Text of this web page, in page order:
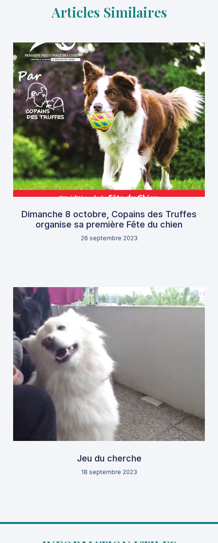
Articles Similaires
Dimanche 8 octobre, Copains des Truffes
organise sa première Fête du chien
26 septembre 2023
Jeu du cherche
18 septembre 2023